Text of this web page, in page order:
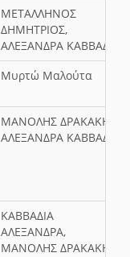
ΜΕΤΑΛΛΗΝΟΣ
ΔΗΜΗΤΡΙΟΣ,
ΑΛΕΞΑΝΔΡΑ ΚΑΒΒΑΔΙΑ
Μυρτώ Μαλούτα
ΜΑΝΟΛΗΣ ΔΡΑΚΑΚΗΣ,
ΑΛΕΞΑΝΔΡΑ ΚΑΒΒΑΔΙΑ
ΚΑΒΒΑΔΙΑ
ΑΛΕΞΑΝΔΡΑ,
ΜΑΝΟΛΗΣ ΔΡΑΚΑΚΗΣ